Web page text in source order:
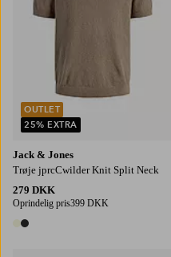
Jack & Jones
Trøje jprcCwilder Knit Split Neck
279 DKK
Oprindelig pris399 DKK
2 farver
OUTLET
25% EXTRA